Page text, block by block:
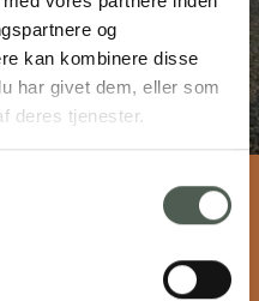
og
kan kombinere disse
har givet dem, eller som
deres tjenester.
97 37 40 24
skavenhus.dk